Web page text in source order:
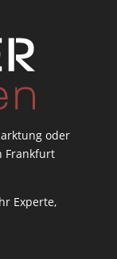
oder
Frankfurt
Experte,